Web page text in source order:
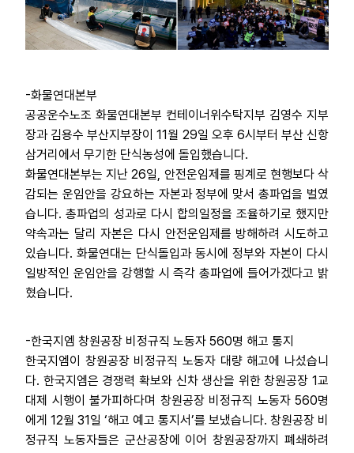
-화물연대본부
공공운수노조 화물연대본부 컨테이너위수탁지부 김영수 지부
장과 김용수 부산지부장이 11월 29일 오후 6시부터 부산 신항
삼거리에서 무기한 단식농성에 돌입했습니다.
화물연대본부는 지난 26일, 안전운임제를 핑계로 현행보다 삭
감되는 운임안을 강요하는 자본과 정부에 맞서 총파업을 벌였
습니다. 총파업의 성과로 다시 합의일정을 조율하기로 했지만
약속과는 달리 자본은 다시 안전운임제를 방해하려 시도하고
있습니다. 화물연대는 단식돌입과 동시에 정부와 자본이 다시
일방적인 운임안을 강행할 시 즉각 총파업에 들어가겠다고 밝
혔습니다.
-한국지엠 창원공장 비정규직 노동자 560명 해고 통지
한국지엠이 창원공장 비정규직 노동자 대량 해고에 나섰습니
다. 한국지엠은 경쟁력 확보와 신차 생산을 위한 창원공장 1교
대제 시행이 불가피하다며 창원공장 비정규직 노동자 560명
에게 12월 31일 ‘해고 예고 통지서’를 보냈습니다. 창원공장 비
정규직 노동자들은 군산공장에 이어 창원공장까지 폐쇄하려